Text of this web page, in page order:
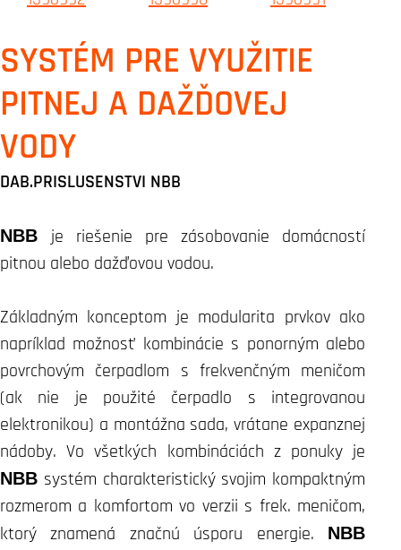
SYSTÉM PRE VYUŽITIE
PITNEJ A DAŽĎOVEJ
VODY
DAB.PRISLUSENSTVI NBB
NBB je riešenie pre zásobovanie domácností
pitnou alebo dažďovou vodou.
Základným konceptom je modularita prvkov ako
napríklad možnosť kombinácie s ponorným alebo
povrchovým čerpadlom s frekvenčným meničom
(ak nie je použité čerpadlo s integrovanou
elektronikou) a montážna sada, vrátane expanznej
nádoby. Vo všetkých kombináciách z ponuky je
NBB systém charakteristický svojim kompaktným
rozmerom a komfortom vo verzii s frek. meničom,
ktorý znamená značnú úsporu energie. NBB